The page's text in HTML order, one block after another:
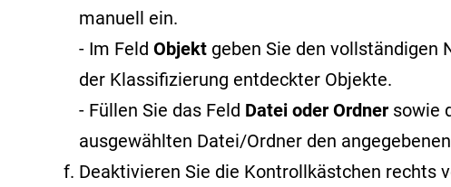
manuell ein.
- Im Feld Objekt geben Sie den vollständigen
der Klassifizierung entdeckter Objekte.
- Füllen Sie das Feld Datei oder Ordner sowie
ausgewählten Datei/Ordner den
Deaktivieren Sie die Kontrollkästchen rechts